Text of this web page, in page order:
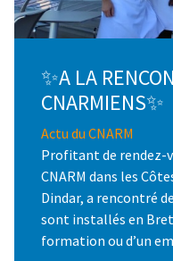
✨A LA
CNARMIENS✨
Actu du CNARM
Profitant de rendez-
CNARM dans les
Dindar, a rencontré
sont installés en
formation ou d’un